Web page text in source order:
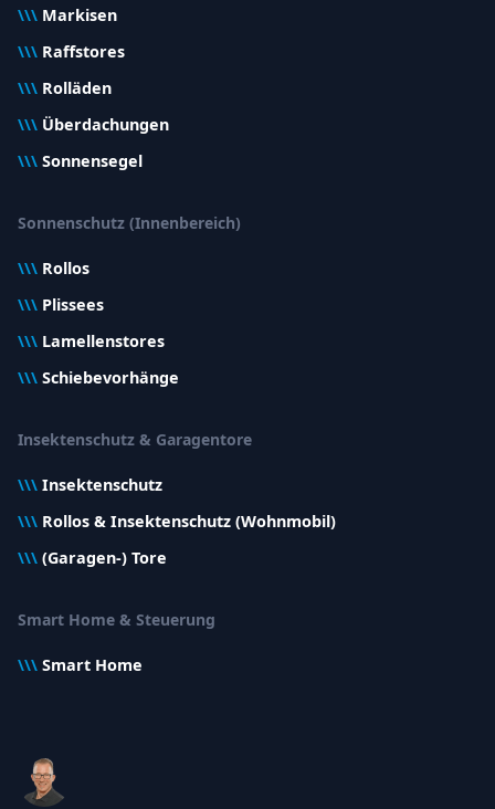
\\\ Markisen
\\\ Raffstores
\\\ Rolläden
\\\ Überdachungen
\\\ Sonnensegel
Sonnenschutz (Innenbereich)
\\\ Rollos
\\\ Plissees
\\\ Lamellenstores
\\\ Schiebevorhänge
Insektenschutz & Garagentore
\\\ Insektenschutz
\\\ Rollos & Insektenschutz (Wohnmobil)
\\\ (Garagen-) Tore
Smart Home & Steuerung
\\\ Smart Home